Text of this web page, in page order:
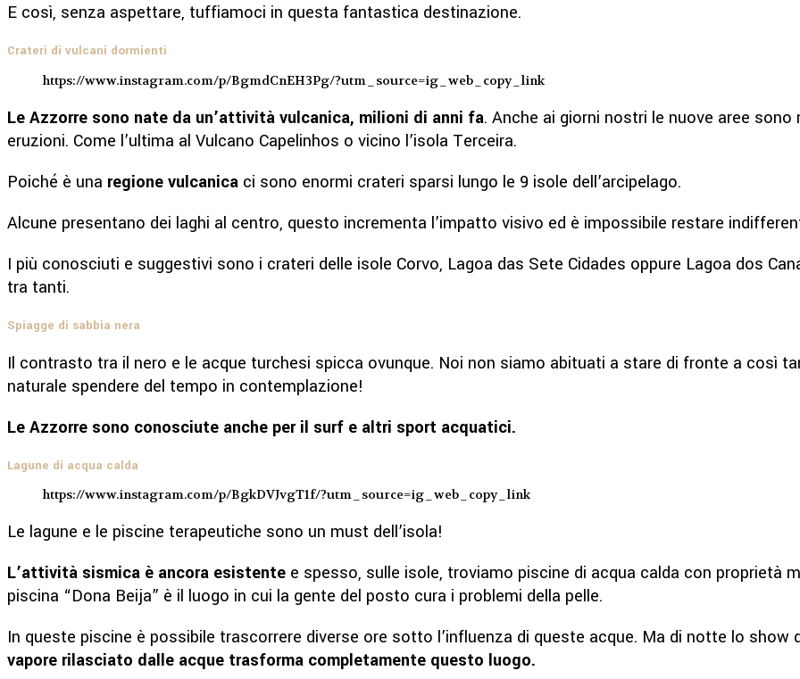
E così, senza aspettare, tuffiamoci in questa fantastica destinazione.
Crateri di vulcani dormienti
https://www.instagram.com/p/BgmdCnEH3Pg/?utm_source=ig_web_copy_link
Le Azzorre sono nate da un’attività vulcanica, milioni di anni fa. Anche ai giorni nostri le nuove aree sono
eruzioni. Come l’ultima al Vulcano Capelinhos o vicino l’isola Terceira.
Poiché è una regione vulcanica ci sono enormi crateri sparsi lungo le 9 isole dell’arcipelago.
Alcune presentano dei laghi al centro, questo incrementa l’impatto visivo ed è impossibile restare
I più conosciuti e suggestivi sono i crateri delle isole Corvo, Lagoa das Sete Cidades oppure Lagoa dos
tra tanti.
Spiagge di sabbia nera
Il contrasto tra il nero e le acque turchesi spicca ovunque. Noi non siamo abituati a stare di fronte a così
naturale spendere del tempo in contemplazione!
Le Azzorre sono conosciute anche per il surf e altri sport acquatici.
Lagune di acqua calda
https://www.instagram.com/p/BgkDVJvgT1f/?utm_source=ig_web_copy_link
Le lagune e le piscine terapeutiche sono un must dell’isola!
L’attività sismica è ancora esistente e spesso, sulle isole, troviamo piscine di acqua calda con proprietà
piscina “Dona Beija” è il luogo in cui la gente del posto cura i problemi della pelle.
In queste piscine è possibile trascorrere diverse ore sotto l’influenza di queste acque. Ma di notte lo show
vapore rilasciato dalle acque trasforma completamente questo luogo.